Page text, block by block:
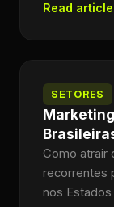
Read
SETORES
Como atrair
recorrentes
nos